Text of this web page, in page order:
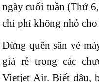
ngày cuối tuần (Thứ
chi phí không nhỏ cho
Đừng quên săn vé
giá rẻ trong các
Vietjet Air. Biết đâu,